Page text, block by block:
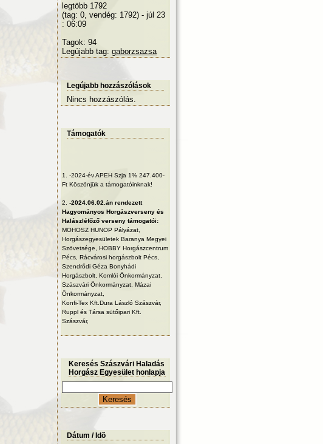
legtöbb 1792
(tag: 0, vendég: 1792) - júl 23
: 06:09
Tagok: 94
Legújabb tag: gaborzsazsa
Legújabb hozzászólások
Nincs hozzászólás.
Támogatók
1.
-2024-év APEH Szja 1% 247.400-
Ft Köszönjük a támogatóinknak!
2.
-2024.06.02.án rendezett
Hagyományos Horgászverseny és
Halászléfőző verseny támogatói:
MOHOSZ HUNOP Pályázat,
Horgászegyesületek Baranya Megyei
Szövetsége, HOBBY Horgászcentrum
Pécs, Rácvárosi horgászbolt Pécs,
Szendrődi Géza Bonyhádi
Horgászbolt, Komlói Önkormányzat,
Szászvári Önkormányzat, Mázai
Önkormányzat,
Konfi-Tex Kft.Dura László Szászvár,
Ruppl és Társa sütőipari Kft.
Szászvár,
Keresés Szászvári Haladás
Horgász Egyesület honlapja
Dátum / Idõ